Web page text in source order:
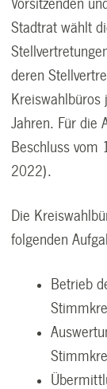
Vorsitzenden
Stadtrat wählt
deren
Jahren. Für die
Beschluss
2022).
Die
folgenden
Betrieb